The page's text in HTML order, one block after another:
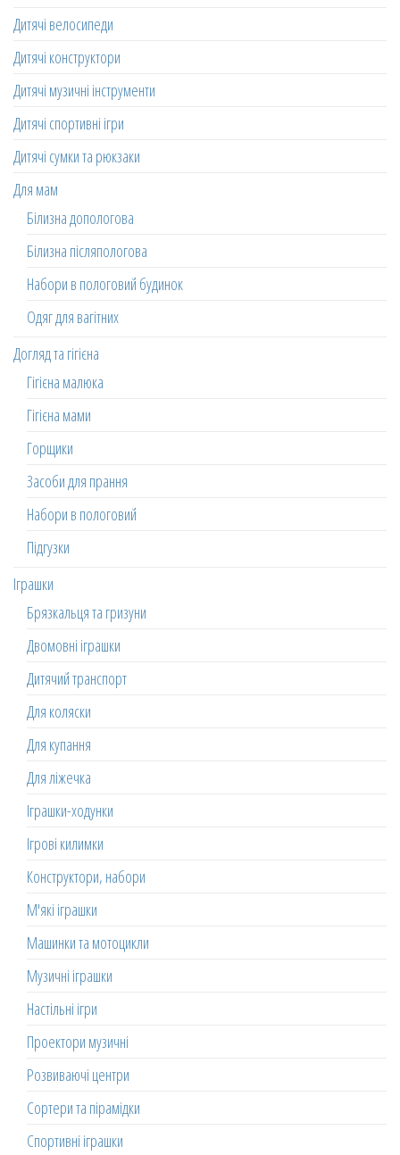
Дитячі велосипеди
Дитячі конструктори
Дитячі музичні інструменти
Дитячі спортивні ігри
Дитячі сумки та рюкзаки
Для мам
Білизна допологова
Білизна післяпологова
Набори в пологовий будинок
Одяг для вагітних
Догляд та гігієна
Гігієна малюка
Гігієна мами
Горщики
Засоби для прання
Набори в пологовий
Підгузки
Іграшки
Брязкальця та гризуни
Двомовні іграшки
Дитячий транспорт
Для коляски
Для купання
Для ліжечка
Іграшки-ходунки
Ігрові килимки
Конструктори, набори
М'які іграшки
Машинки та мотоцикли
Музичні іграшки
Настільні ігри
Проектори музичні
Розвиваючі центри
Сортери та пірамідки
Спортивні іграшки